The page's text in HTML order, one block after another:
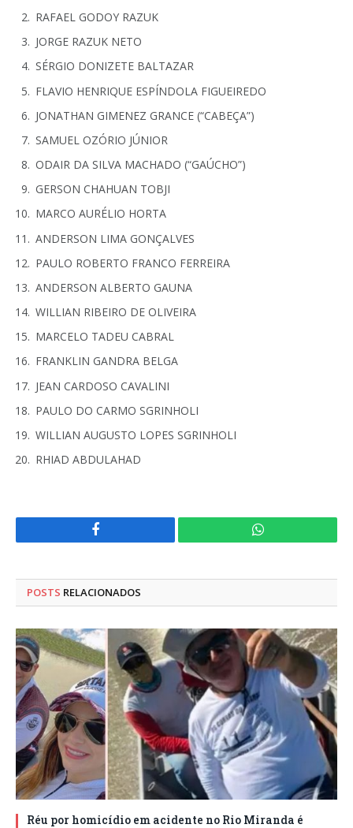
RAFAEL GODOY RAZUK
JORGE RAZUK NETO
SÉRGIO DONIZETE BALTAZAR
FLAVIO HENRIQUE ESPÍNDOLA FIGUEIREDO
JONATHAN GIMENEZ GRANCE (“CABEÇA”)
SAMUEL OZÓRIO JÚNIOR
ODAIR DA SILVA MACHADO (“GAÚCHO”)
GERSON CHAHUAN TOBJI
MARCO AURÉLIO HORTA
ANDERSON LIMA GONÇALVES
PAULO ROBERTO FRANCO FERREIRA
ANDERSON ALBERTO GAUNA
WILLIAN RIBEIRO DE OLIVEIRA
MARCELO TADEU CABRAL
FRANKLIN GANDRA BELGA
JEAN CARDOSO CAVALINI
PAULO DO CARMO SGRINHOLI
WILLIAN AUGUSTO LOPES SGRINHOLI
RHIAD ABDULAHAD
Facebook WhatsApp
POSTS RELACIONADOS
Réu por homicídio em acidente no Rio Miranda é